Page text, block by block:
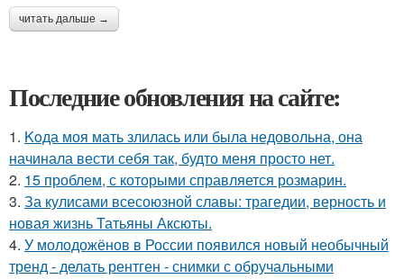
читать дальше →
Последние обновления на сайте:
1. Koда моя мать злилась или была недовольна, она
начинала вести себя так, будто меня просто нет.
2. 15 проблем, с которыми справляется розмарин.
3. За кулисами всесоюзной славы: трагедии, верность и
новая жизнь Татьяны Аксюты.
4. У молодожёнов в России появился новый необычный
тренд - делать рентген - снимки с обручальными